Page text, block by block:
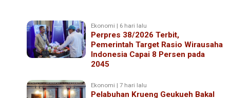
Ekonomi | 6 hari lalu
Perpres 38/2026 Terbit,
Pemerintah Target Rasio Wirausaha
Indonesia Capai 8 Persen pada
2045
Ekonomi | 7 hari lalu
Pelabuhan Krueng Geukueh Bakal